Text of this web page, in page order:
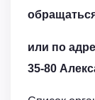
или по
35-80